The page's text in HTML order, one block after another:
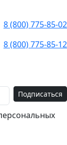
8 (800) 775-85-02
8 (800) 775-85-12
Подписаться